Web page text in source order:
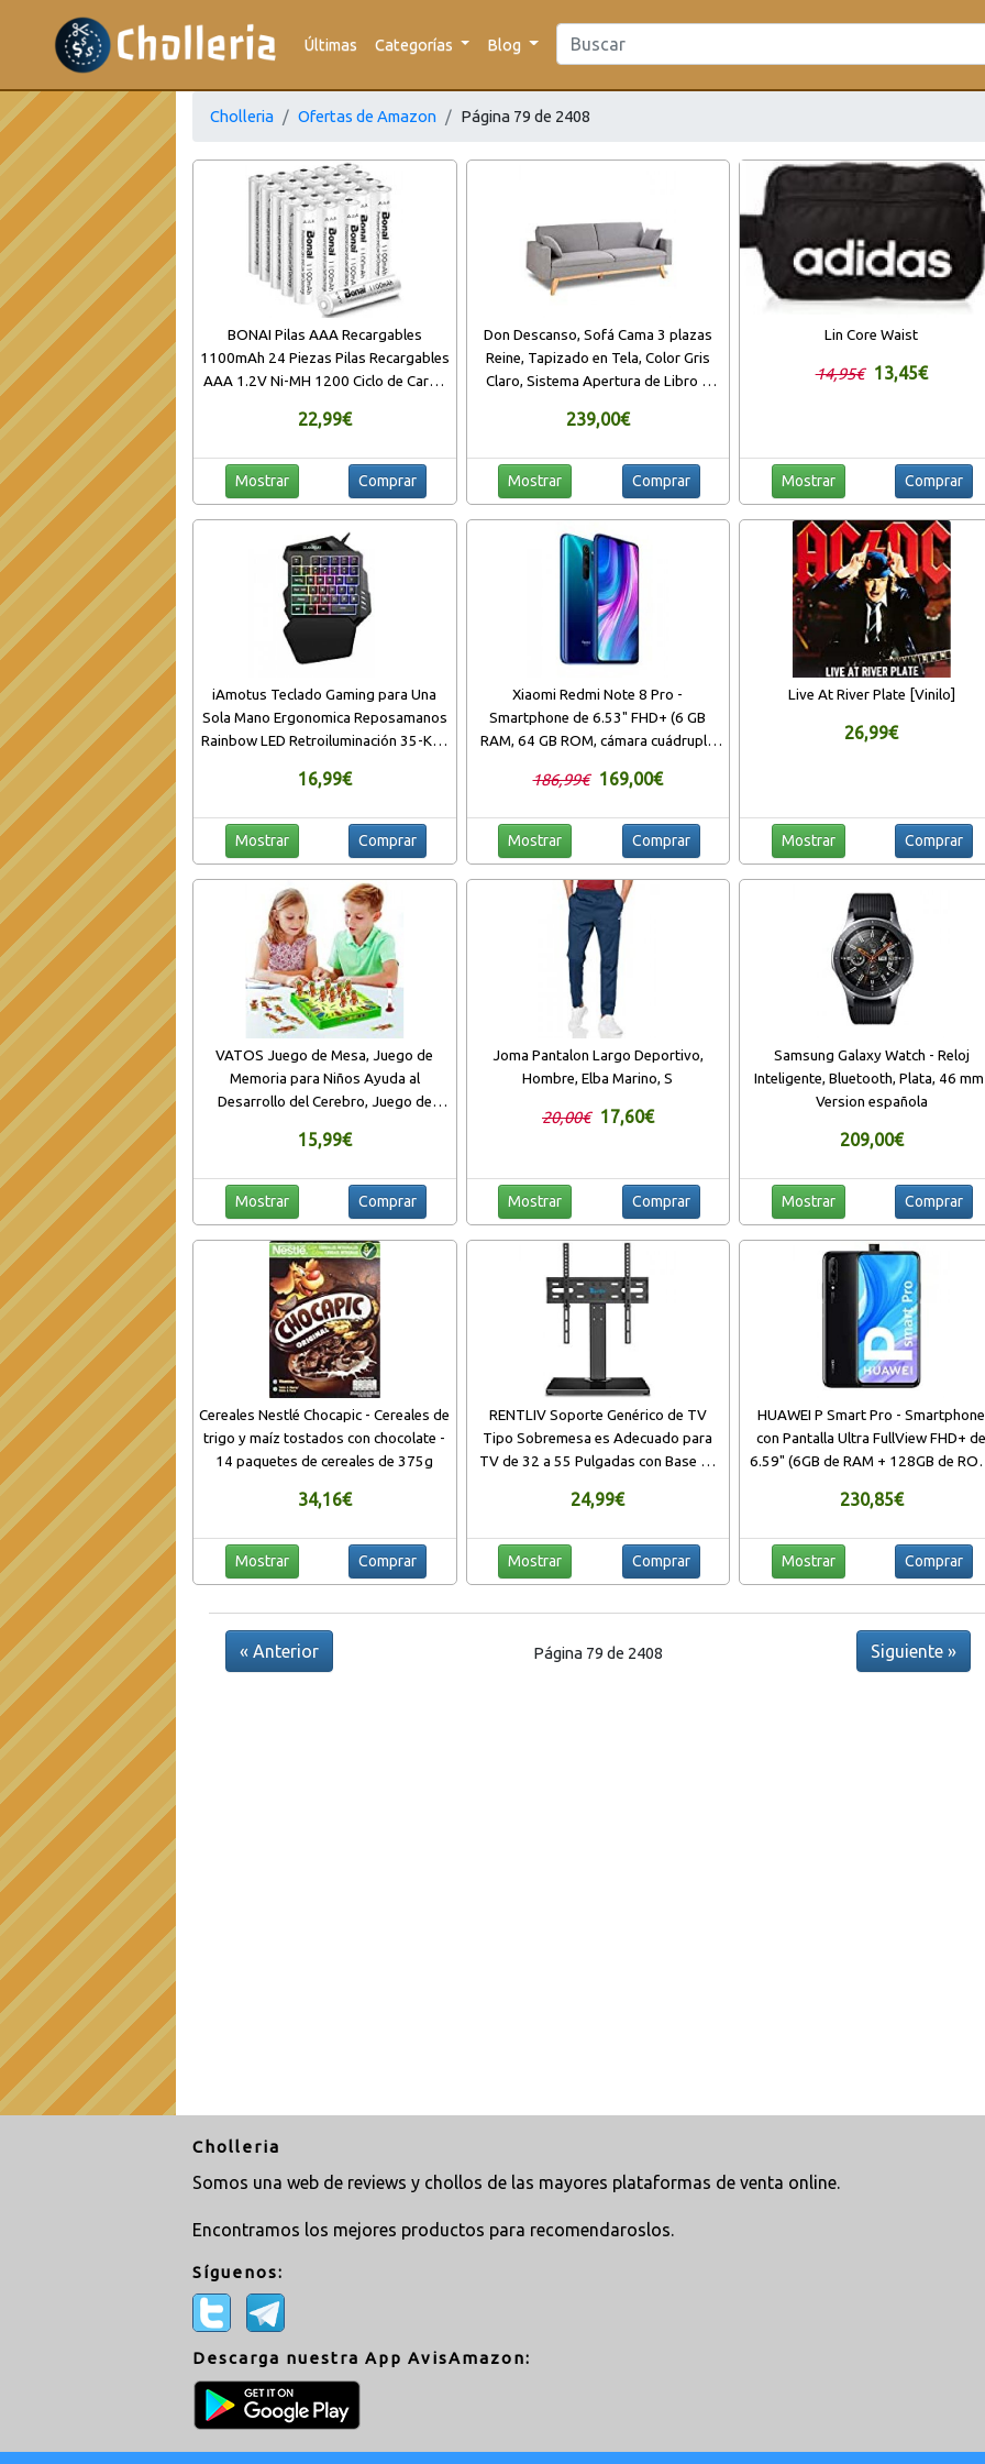
Últimas Categorías Blog
Cholleria Ofertas de Amazon Página 79 de 2408
BONAI Pilas AAA Recargables
1100mAh 24 Piezas Pilas Recargables
AAA 1.2V Ni-MH 1200 Ciclo de Carga
los Equipos Domésticos
22,99€
Mostrar Comprar
Don Descanso, Sofá Cama 3 plazas
Reine, Tapizado en Tela, Color Gris
Claro, Sistema Apertura de Libro o
Medida Cama: 206x99x83 cm, Incluye
239,00€
Mostrar Comprar
Lin Core Waist
14,95€ 13,45€
Mostrar Comprar
iAmotus Teclado Gaming para Una
Sola Mano Ergonomica Reposamanos
Rainbow LED Retroiluminación 35-Key
Juegos per PC
16,99€
Mostrar Comprar
Xiaomi Redmi Note 8 Pro -
Smartphone de 6.53" FHD+ (6 GB
RAM, 64 GB ROM, cámara cuádruple
batería de 4500 mAh) Ocean Blue
186,99€ 169,00€
Mostrar Comprar
Live At River Plate [Vinilo]
26,99€
Mostrar Comprar
VATOS Juego de Mesa, Juego de
Memoria para Niños Ayuda al
Desarrollo del Cerebro, Juego de
Regalo de Juguetes de Aprendizaje
15,99€
Mostrar Comprar
Joma Pantalon Largo Deportivo,
Hombre, Elba Marino, S
20,00€ 17,60€
Mostrar Comprar
Samsung Galaxy Watch - Reloj
Inteligente, Bluetooth, Plata, 46
Version española
209,00€
Mostrar Comprar
Cereales Nestlé Chocapic - Cereales de
trigo y maíz tostados con chocolate -
14 paquetes de cereales de 375g
34,16€
Mostrar Comprar
RENTLIV Soporte Genérico de TV
Tipo Sobremesa es Adecuado para
TV de 32 a 55 Pulgadas con Base de
hasta VESA 400 x 400 mm y 45 KG.
24,99€
Mostrar Comprar
HUAWEI P Smart Pro - Smartphone
con Pantalla Ultra FullView FHD+
6.59" (6GB de RAM + 128GB de
Android 9) Color Negro
230,85€
Mostrar Comprar
« Anterior Página 79 de 2408 Siguiente »
Cholleria
Somos una web de reviews y chollos de las mayores plataformas de venta online.
Encontramos los mejores productos para recomendaroslos.
Síguenos:
Descarga nuestra App AvisAmazon: